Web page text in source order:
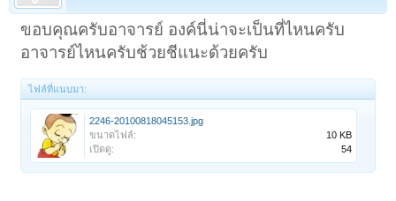
ขอบคุณครับอาจารย์ องค์นี่น่าจะเป็นที่ไหนครับ
อาจารย์ไหนครับช้วยชีแนะด้วยครับ
ไฟล์ที่แนบมา:
2246-20100818045153.jpg
ขนาดไฟล์:
10 KB
เปิดดู:
54